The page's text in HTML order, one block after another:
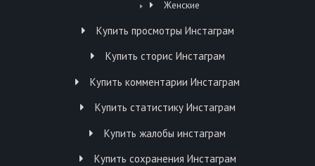
Женские
Купить просмотры Инстаграм
Купить сторис Инстаграм
Купить комментарии Инстаграм
Купить статистику Инстаграм
Купить жалобы инстаграм
Купить сохранения Инстаграм